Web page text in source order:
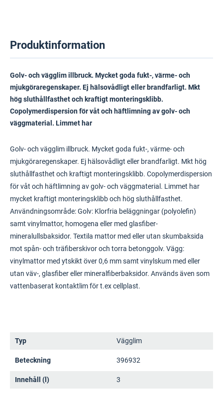
Produktinformation
Golv- och vägglim illbruck. Mycket goda fukt-, värme- och
mjukgöraregenskaper. Ej hälsovådligt eller brandfarligt. Mkt
hög sluthållfasthet och kraftigt monteringsklibb.
Copolymerdispersion för våt och häftlimning av golv- och
väggmaterial. Limmet har
Golv- och vägglim illbruck. Mycket goda fukt-, värme- och
mjukgöraregenskaper. Ej hälsovådligt eller brandfarligt. Mkt hög
sluthållfasthet och kraftigt monteringsklibb. Copolymerdispersion
för våt och häftlimning av golv- och väggmaterial. Limmet har
mycket kraftigt monteringsklibb och hög sluthållfasthet.
Användningsområde: Golv: Klorfria beläggningar (polyolefin)
samt vinylmattor, homogena eller med glasfiber-
mineralullsbaksidor. Textila mattor med eller utan skumbaksida
mot spån- och träfiberskivor och torra betonggolv. Vägg:
vinylmattor med ytskikt över 0,6 mm samt vinylskum med eller
utan väv-, glasfiber eller mineralfiberbaksidor. Används även som
vattenbaserat kontaktlim för t.ex cellplast.
Typ Vägglim
Beteckning 396932
Innehåll (l) 3